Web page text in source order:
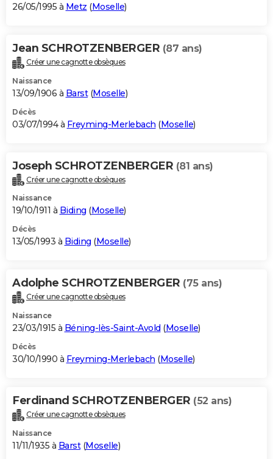
26/05/1995 à Metz (Moselle)
Jean SCHROTZENBERGER (87 ans)
Créer une cagnotte obsèques
Naissance
13/09/1906 à Barst(Moselle)
Décès
03/07/1994 à Freyming-Merlebach (Moselle)
Joseph SCHROTZENBERGER (81 ans)
Créer une cagnotte obsèques
Naissance
19/10/1911 à Biding (Moselle)
Décès
13/05/1993 à Biding (Moselle)
Adolphe SCHROTZENBERGER (75 ans)
Créer une cagnotte obsèques
Naissance
23/03/1915 à Béning-lès-Saint-Avold (Moselle)
Décès
30/10/1990 à Freyming-Merlebach (Moselle)
Ferdinand SCHROTZENBERGER (52 ans)
Créer une cagnotte obsèques
Naissance
11/11/1935 à Barst(Moselle)